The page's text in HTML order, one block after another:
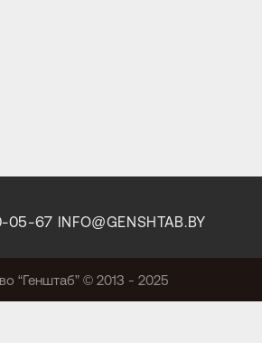
05-67 INFO@GENSHTAB.BY
“Генштаб” © 2013 - 2025